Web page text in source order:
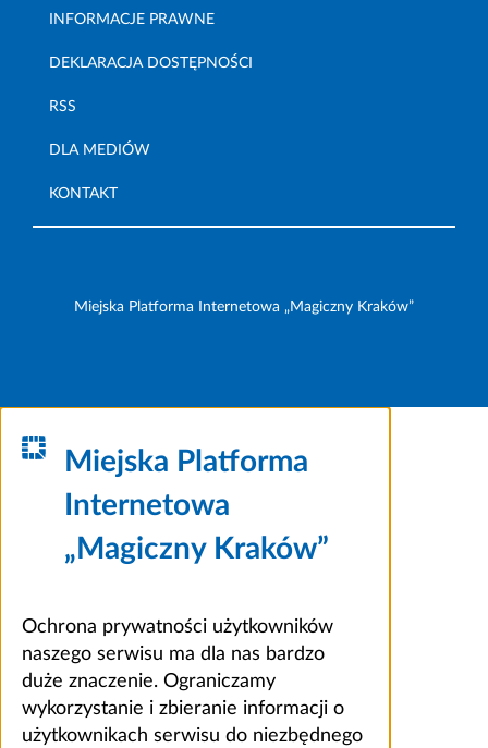
INFORMACJE PRAWNE
DEKLARACJA DOSTĘPNOŚCI
RSS
DLA MEDIÓW
KONTAKT
Miejska Platforma Internetowa „Magiczny Kraków”
Miejska Platforma
Internetowa
„Magiczny Kraków”
Ochrona prywatności użytkowników
naszego serwisu ma dla nas bardzo
duże znaczenie. Ograniczamy
wykorzystanie i zbieranie informacji o
użytkownikach serwisu do niezbędnego